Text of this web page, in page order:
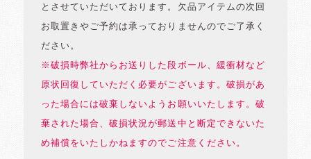
とさせていただいております。欠品アイテムの次回
お取置きやご予約は承っておりませんのでご了承く
ださい。
※破損時弊社からお送りした段ボール、緩衝材など
原状回復していただく必要がございます。破損があ
った場合には破棄しないようお願いいたします。破
棄された場合、破損状況が郵送中と断定できないた
め補償をいたしかねますのでご注意ください。